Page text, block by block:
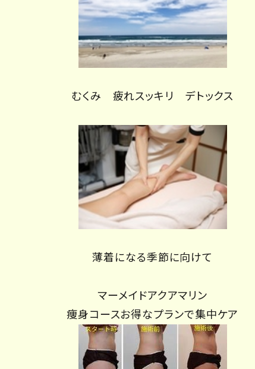
むくみ 疲れスッキリ デトックス
薄着になる季節に向けて
マーメイドアクアマリン
痩身コースお得なプランで集中ケア